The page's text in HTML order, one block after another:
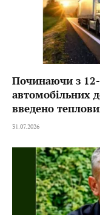
Починаючи з
автомобільних
введено
31.07.2026